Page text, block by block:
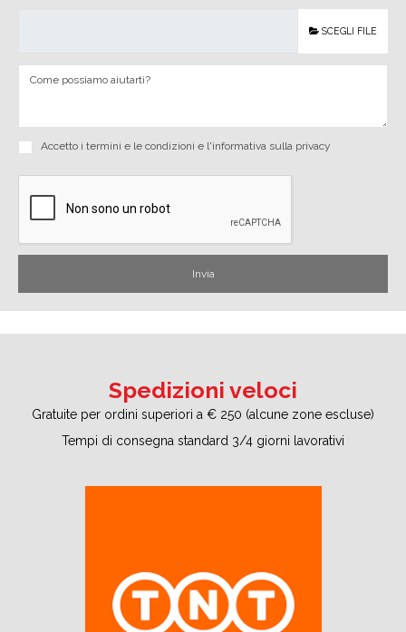
SCEGLI FILE
Accetto i termini e le condizioni e l'informativa sulla privacy
Spedizioni veloci
Gratuite per ordini superiori a € 250 (alcune zone escluse)
Tempi di consegna standard 3/4 giorni lavorativi